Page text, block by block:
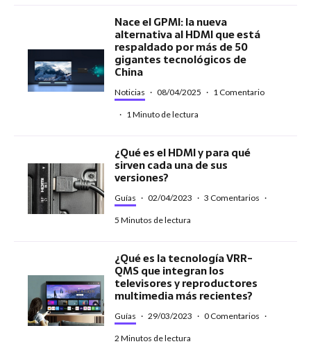
Nace el GPMI: la nueva
alternativa al HDMI que está
respaldado por más de 50
gigantes tecnológicos de
China
Noticias · 08/04/2025 · 1 Comentario
· 1 Minuto de lectura
¿Qué es el HDMI y para qué
sirven cada una de sus
versiones?
Guías · 02/04/2023 · 3 Comentarios ·
5 Minutos de lectura
¿Qué es la tecnología VRR-
QMS que integran los
televisores y reproductores
multimedia más recientes?
Guías · 29/03/2023 · 0 Comentarios ·
2 Minutos de lectura